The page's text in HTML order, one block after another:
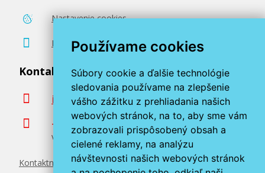
Používame cookies
Súbory cookie a ďalšie technológie
sledovania používame na zlepšenie
vášho zážitku z prehliadania našich
webových stránok, na to, aby sme vám
zobrazovali prispôsobený obsah a
cielené reklamy, na analýzu
návštevnosti našich webových stránok
Nastavenie cookies
Poradenstvo zadarmo
Kontaktujte nás
info@miroluk.sk
+420 377 222 313
Volajte v pracovné dni od 8. do 17. hod.
Kontaktné údaje